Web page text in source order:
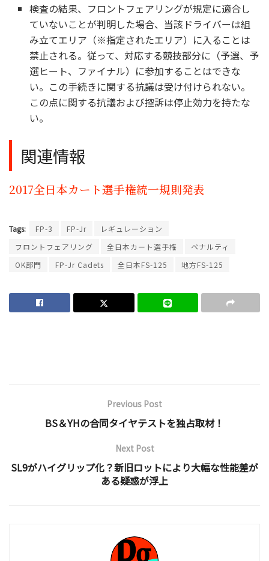
検査の結果、フロントフェアリングが規定に適合し
ていないことが判明した場合、当該ドライバーは組
み立てエリア（※指定されたエリア）に入ることは
禁止される。従って、対応する競技部分に（予選、予
選ヒート、ファイナル）に参加することはできな
い。この手続きに関する抗議は受け付けられない。
この点に関する抗議および控訴は停止効力を持たな
い。
関連情報
2017全日本カート選手権統一規則発表
Tags: FP-3 FP-Jr
レギュレーション
フロントフェアリング
全日本カート選手権
ペナルティ
OK部門
FP-Jr Cadets 全日本FS-125 地方FS-125
Previous Post
BS＆YHの合同タイヤテストを独占取材！
Next Post
SL9がハイグリップ化？新旧ロットにより大幅な性能差が
ある疑惑が浮上